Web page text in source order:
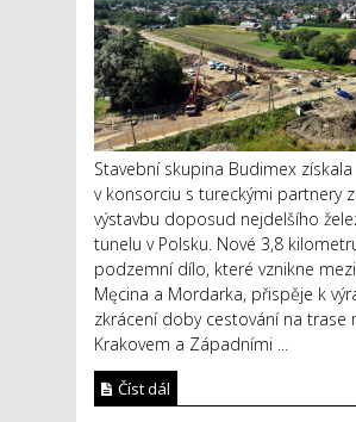
Stavební skupina Budimex získala
v konsorciu s tureckými partnery
výstavbu doposud nejdelšího
tunelu v Polsku. Nové 3,8
podzemní dílo, které vznikne
Męcina a Mordarka, přispěje k
zkrácení doby cestování na trase
Krakovem a Západními ...
Číst dál